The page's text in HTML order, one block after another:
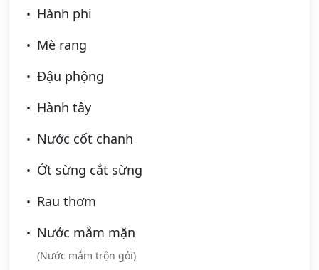
Hành phi
Mè rang
Đậu phộng
Hành tây
Nước cốt chanh
Ớt sừng cắt sừng
Rau thơm
Nước mắm mặn
(Nước mắm trộn gỏi)